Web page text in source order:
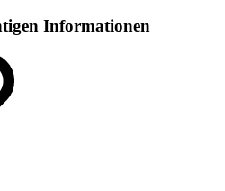
Informationen